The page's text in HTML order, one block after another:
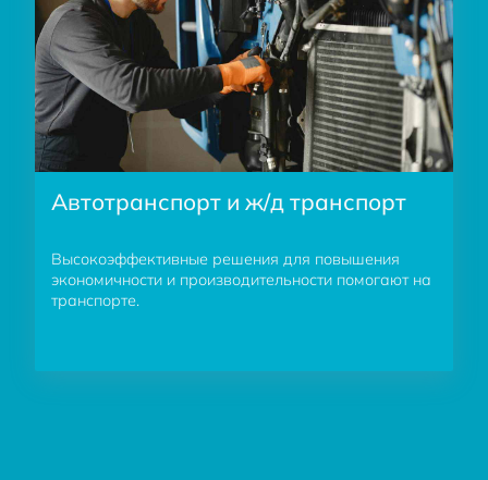
Автотранспорт и ж/д транспорт
Высокоэффективные решения для повышения
экономичности и производительности помогают на
транспорте.